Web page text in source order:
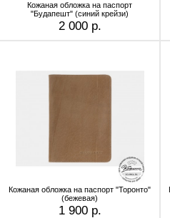
Кожаная обложка на паспорт
"Будапешт" (синий крейзи)
2 000 р.
Кожаная обложка на паспорт "Торонто"
(бежевая)
1 900 р.